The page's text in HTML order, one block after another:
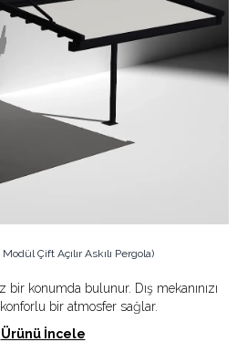
Modül Çift Açılır Askılı Pergola)
bir konumda bulunur. Dış mekanınızı
bir atmosfer sağlar.
Ürünü İncele